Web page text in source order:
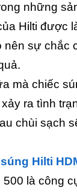
những
Hilti được
nên sự chắc
mà chiếc
ra tình
chùi sạch
súng Hilti
500 là công